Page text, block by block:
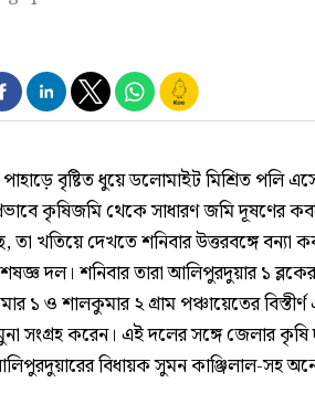
বৃষ্টিত ধুয়ে ডলোমাইট মিশ্রিত পলি
কৃষিজমি থেকে সাধারণ জমি দূষণের
খতিয়ে দেখতে শনিবার উত্তরবঙ্গে বন্যা
দল। শনিবার তারা আলিপুরদুয়ার ১ ব্লকের
১ ও শালকুমার ২ গ্রাম পঞ্চায়েতের বিস্তীর্ণ
সংগ্রহ করেন। এই দলের সঙ্গে জেলার কৃষি
বিধায়ক সুমন কাঞ্জিলাল-সহ